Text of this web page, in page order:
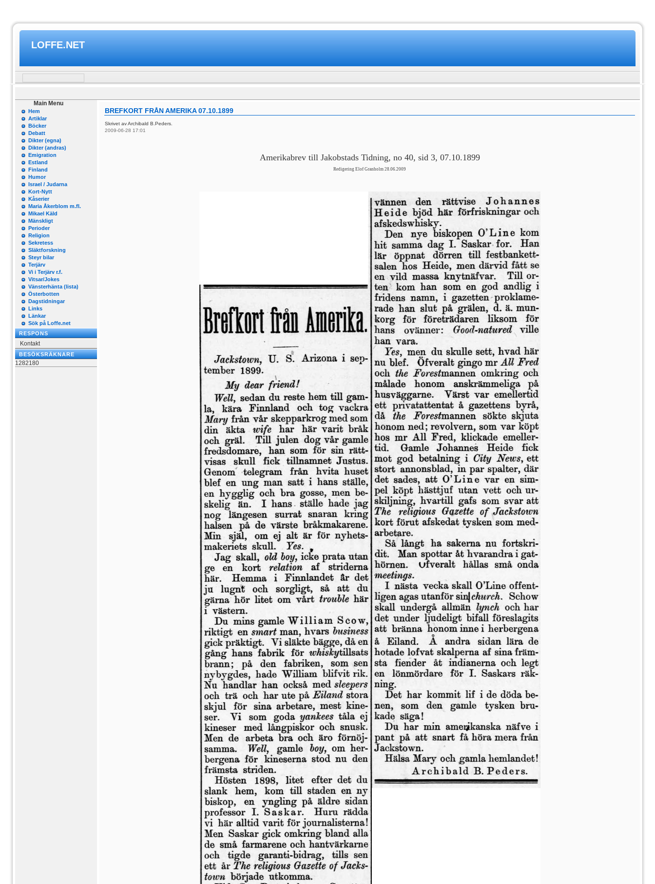
LOFFE.NET
Main Menu
Hem
Artiklar
Böcker
Debatt
Dikter (egna)
Dikter (andras)
Emigration
Estland
Finland
Humor
Israel / Judarna
Kort-Nytt
Kåserier
Maria Åkerblom m.fl.
Mikael Käld
Mänskligt
Perioder
Religion
Sekretess
Släktforskning
Steyr bilar
Terjärv
Vi i Terjärv r.f.
Vitsar/Jokes
Vänsterhänta (lista)
Österbotten
Dagstidningar
Links
Länkar
Sök på Loffe.net
RESPONS
Kontakt
BESÖKSRÄKNARE
1282180
BREFKORT FRÅN AMERIKA 07.10.1899
Skrivet av Archibald B.Peders.
2009-06-28 17:01
Amerikabrev till Jakobstads Tidning, no 40, sid 3, 07.10.1899
Redigering Elof Granholm 28.06.2009